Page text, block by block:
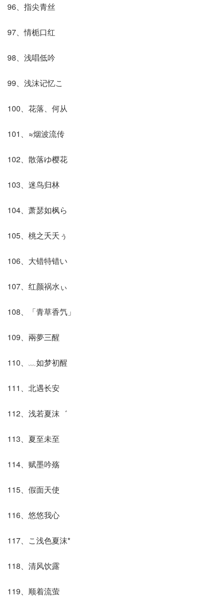
96、指尖青丝
97、情栀口红
98、浅唱低吟
99、浅沫记忆こ
100、花落、何从
101、≈烟波流传
102、散落ゆ樱花ゞ
103、迷鸟归林
104、萧瑟如枫ら
105、桃之夭夭ぅ
106、大错特错い
107、红颜祸水ぃ
108、「青草香氕」
109、兩夢三醒
110、﹏如梦初醒ゞ
111、北遇长安
112、浅若夏沫゛
113、夏至未至
114、赋墨吟殇
115、假面天使
116、悠悠我心
117、こ浅色夏沫*
118、清风饮露
119、顺着流萤